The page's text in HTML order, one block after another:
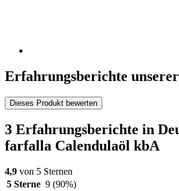
Erfahrungsberichte
Dieses Produkt bewerten
3 Erfahrungsberichte in
farfalla Calendulaöl kbA
4,9 von 5 Sternen
5 Sterne 9 (90%)